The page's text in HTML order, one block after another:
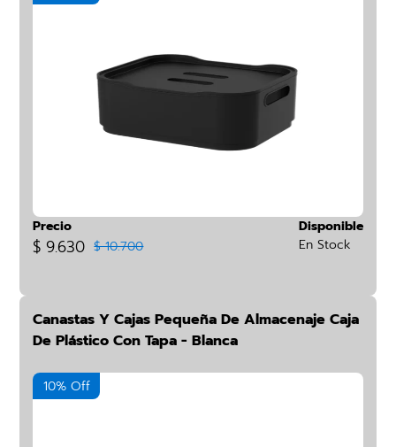
Precio
$ 9.630 $ 10.700
Disponible
En Stock
Canastas Y Cajas Pequeña De Almacenaje Caja
De Plástico Con Tapa - Blanca
10% Off